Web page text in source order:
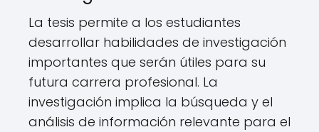
La tesis permite a los estudiantes
desarrollar habilidades de investigación
importantes que serán útiles para su
futura carrera profesional. La
investigación implica la búsqueda y el
análisis de información relevante para el